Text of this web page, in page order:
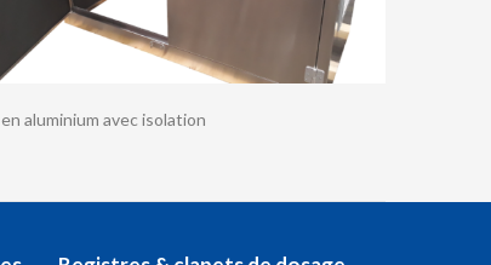
aluminium avec isolation